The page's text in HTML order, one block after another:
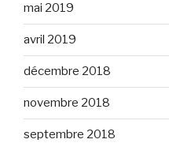
mai 2019
avril 2019
décembre 2018
novembre 2018
septembre 2018